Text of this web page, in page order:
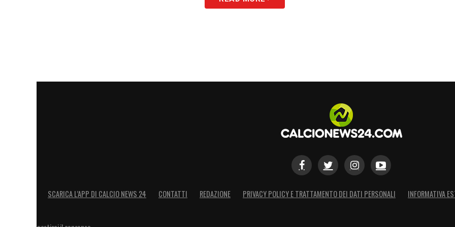
SCARICA L’APP DI CALCIO NEWS 24 CONTATTI REDAZIONE PRIVACY POLICY E TRATTAMENTO DEI DATI PERSONALI INFORMATIVA